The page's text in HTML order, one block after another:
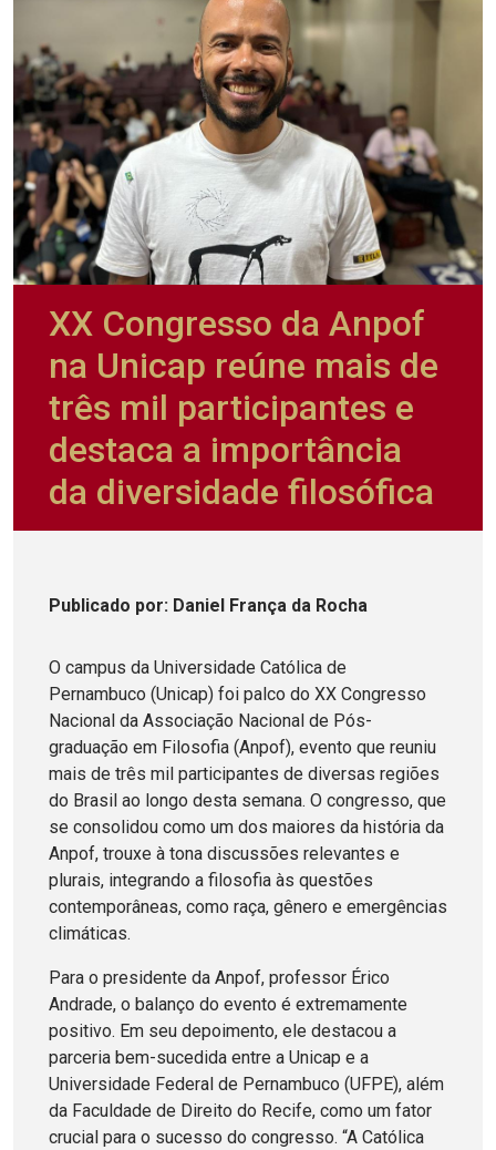
XX Congresso da Anpof
na Unicap reúne mais de
três mil participantes e
destaca a importância
da diversidade filosófica
Publicado por: Daniel França da Rocha
O campus da Universidade Católica de
Pernambuco (Unicap) foi palco do XX Congresso
Nacional da Associação Nacional de Pós-
graduação em Filosofia (Anpof), evento que reuniu
mais de três mil participantes de diversas regiões
do Brasil ao longo desta semana. O congresso, que
se consolidou como um dos maiores da história da
Anpof, trouxe à tona discussões relevantes e
plurais, integrando a filosofia às questões
contemporâneas, como raça, gênero e emergências
climáticas.
Para o presidente da Anpof, professor Érico
Andrade, o balanço do evento é extremamente
positivo. Em seu depoimento, ele destacou a
parceria bem-sucedida entre a Unicap e a
Universidade Federal de Pernambuco (UFPE), além
da Faculdade de Direito do Recife, como um fator
crucial para o sucesso do congresso. “A Católica